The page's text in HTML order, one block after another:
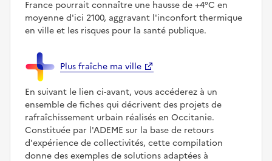
France pourrait connaître une hausse de +4°C en
moyenne d'ici 2100, aggravant l'inconfort thermique
en ville et les risques pour la santé publique.
Plus fraîche ma ville
En suivant le lien ci-avant, vous accéderez à un
ensemble de fiches qui décrivent des projets de
rafraîchissement urbain réalisés en Occitanie.
Constituée par l'ADEME sur la base de retours
d'expérience de collectivités, cette compilation
donne des exemples de solutions adaptées à